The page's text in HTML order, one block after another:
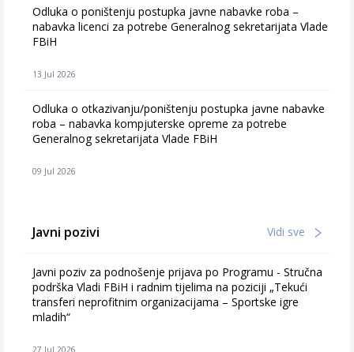
Odluka o poništenju postupka javne nabavke roba –
nabavka licenci za potrebe Generalnog sekretarijata Vlade
FBiH
13 Jul 2026
Odluka o otkazivanju/poništenju postupka javne nabavke
roba – nabavka kompjuterske opreme za potrebe
Generalnog sekretarijata Vlade FBiH
09 Jul 2026
Javni pozivi Vidi sve
Javni poziv za podnošenje prijava po Programu - Stručna
podrška Vladi FBiH i radnim tijelima na poziciji „Tekući
transferi neprofitnim organizacijama – Sportske igre
mladih“
27 Jul 2026